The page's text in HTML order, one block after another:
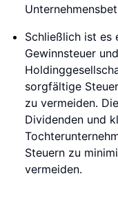
Schließlich ist es
Gewinnsteuer
sorgfältige
zu vermeiden.
Dividenden und
Steuern zu
vermeiden.